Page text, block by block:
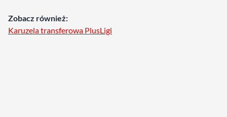
Zobacz również:
Karuzela transferowa PlusLigi